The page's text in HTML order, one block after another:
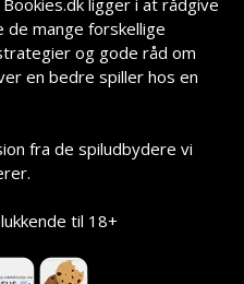
ligger i at rådgive
de mange forskellige
og gode råd om
en bedre spiller hos en
fra de spiludbydere vi
til 18+